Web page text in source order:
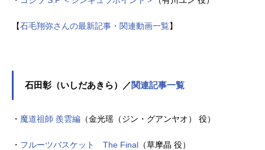
【石毛翔弥さんの最新記事・関連動画一覧】
石田彰（いしだあきら）／関連記事一覧
・ 魔道祖師 羨雲編 （金光瑶（ジン・グアンヤオ） 役）
・ フルーツバスケット The Final （草摩晶 役）